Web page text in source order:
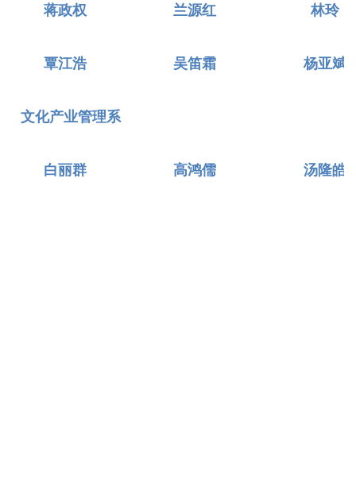
蒋政权 兰源红 林玲
覃江浩 吴笛霜 杨亚斌
文化产业管理系
白丽群 高鸿儒 汤隆皓